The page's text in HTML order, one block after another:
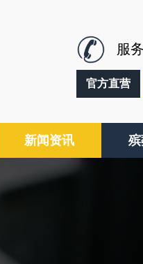
服
官方直营
新闻资讯